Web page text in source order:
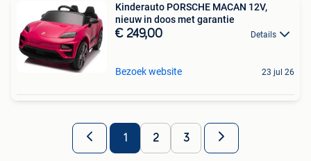
Kinderauto PORSCHE MACAN 12V,
nieuw in doos met garantie
€ 249,00 Details
Bezoek website 23 jul 26
1 2 3